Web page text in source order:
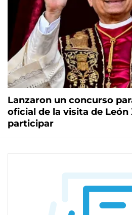
Lanzaron un concurso
oficial de la visita de León
participar